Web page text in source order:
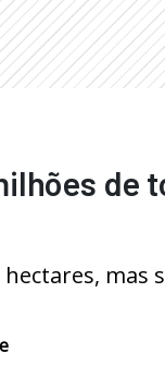
de
hectares,